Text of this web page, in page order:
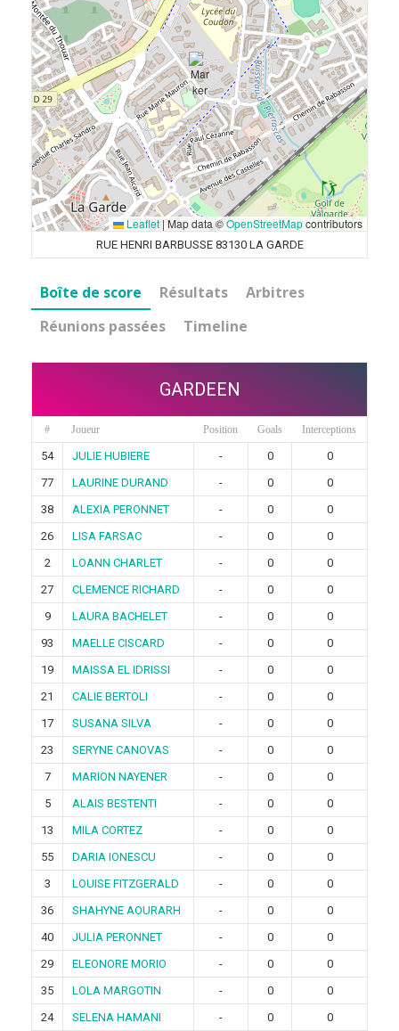
Leaflet|Map data ©OpenStreetMapcontributors
RUE HENRI BARBUSSE 83130 LA GARDE
Boîte de score Résultats
Arbitres
Réunions passées
Timeline
GARDEEN
# Joueur Position Goals Interceptions
54 JULIE HUBIERE - 0
0
77
LAURINE DURAND - 0
0
38
ALEXIA PERONNET - 0
0
26
LISA FARSAC - 0
0
2
LOANN CHARLET - 0
0
27
CLEMENCE RICHARD - 0
0
9
LAURA BACHELET - 0
0
93
MAELLE CISCARD - 0
0
19
MAISSA EL IDRISSI - 0
0
21
CALIE BERTOLI - 0
0
17
SUSANA SILVA - 0
0
23
SERYNE CANOVAS - 0
0
7
MARION NAYENER - 0
0
5
ALAIS BESTENTI - 0
0
13
MILA CORTEZ - 0
0
55
DARIA IONESCU - 0
0
3
LOUISE FITZGERALD - 0
0
36
SHAHYNE AOURARH - 0
0
40
JULIA PERONNET - 0
0
29
ELEONORE MORIO - 0
0
35
LOLA MARGOTIN - 0
0
24
SELENA HAMANI - 0
0